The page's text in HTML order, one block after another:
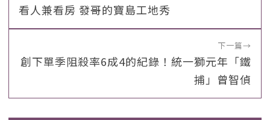
看人兼看房 發哥的寶島工地秀
下一篇→
創下單季阻殺率6成4的紀錄！統一獅元年「鐵
捕」曾智偵